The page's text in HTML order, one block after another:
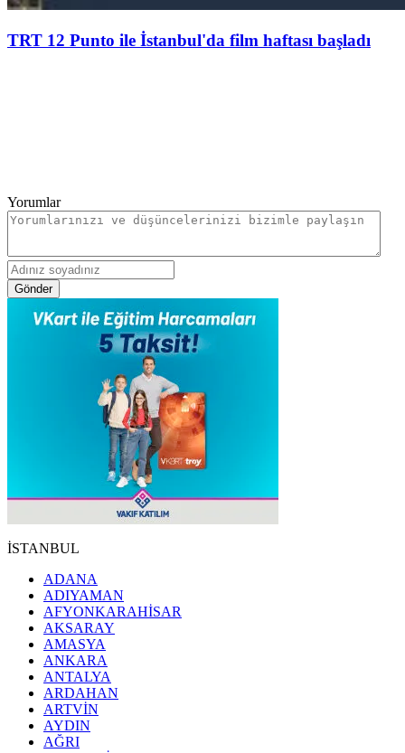
TRT 12 Punto ile İstanbul'da film haftası başladı
Yorumlar
Gönder
İSTANBUL
ADANA
ADIYAMAN
AFYONKARAHİSAR
AKSARAY
AMASYA
ANKARA
ANTALYA
ARDAHAN
ARTVİN
AYDIN
AĞRI